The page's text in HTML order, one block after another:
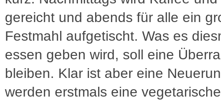
gereicht und abends für alle ein
Festmahl aufgetischt. Was es
essen geben wird, soll eine
bleiben. Klar ist aber eine
werden erstmals eine vegetarische